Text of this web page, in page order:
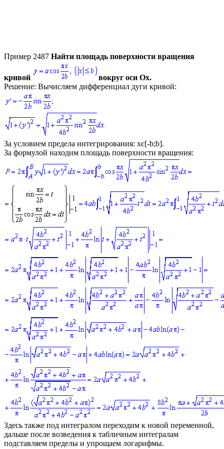
Пример 2487 Найти площадь поверхности вращения
кривой вокруг оси Ox.
Решение: Вычисляем дифференциал дуги кривой:
За условием предела интегрирования: xє[-b;b].
За формулой находим площадь поверхности вращения:
Здесь также под интегралом переходим к новой переменной,
дальше после возведения к табличным интегралам
подставляем пределы и упрощаем логарифмы.